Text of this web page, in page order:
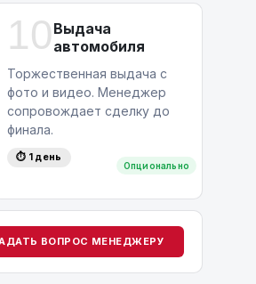
10 Выдача
автомобиля
Опционально
Торжественная выдача с
фото и видео. Менеджер
сопровождает сделку до
финала.
⏱ 1 день
ВОПРОС МЕНЕДЖЕРУ